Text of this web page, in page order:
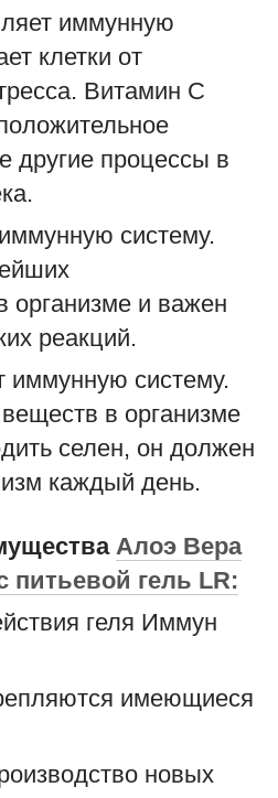
иммунную
клетки от
Витамин С
другие процессы в
систему.
организме и важен
реакций.
иммунную систему.
в организме
селен, он должен
каждый день.
Алоэ Вера
гель LR:
геля Иммун
имеющиеся
новых